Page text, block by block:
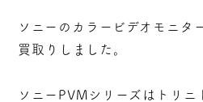
ソニーのカラービデオモニタ
買取りしました。
ソニーPVMシリーズはトリニ